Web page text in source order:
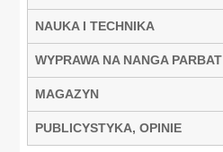
NAUKA I TECHNIKA
WYPRAWA NA NANGA PARBAT
MAGAZYN
PUBLICYSTYKA, OPINIE